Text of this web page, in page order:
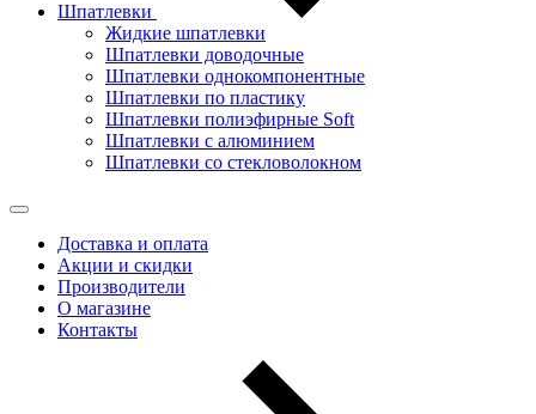
Шпатлевки
Жидкие шпатлевки
Шпатлевки доводочные
Шпатлевки однокомпонентные
Шпатлевки по пластику
Шпатлевки полиэфирные Soft
Шпатлевки с алюминием
Шпатлевки со стекловолокном
Доставка и оплата
Акции и скидки
Производители
О магазине
Контакты